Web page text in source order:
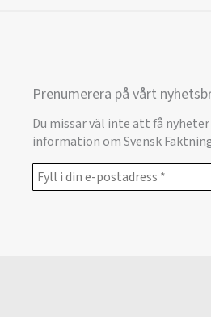
Prenumerera på vårt
Du missar väl inte att få
information om Svensk